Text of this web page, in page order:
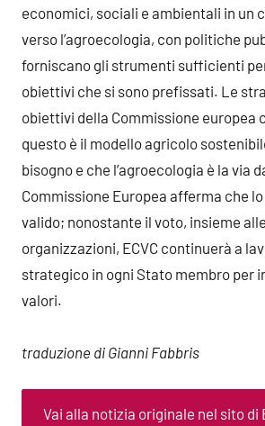
economici, sociali e ambientali in un
verso l’agroecologia, con politiche
forniscano gli strumenti sufficienti
obiettivi che si sono prefissati. Le
obiettivi della Commissione europea
questo è il modello agricolo
bisogno e che l’agroecologia è la via
Commissione Europea afferma che
valido; nonostante il voto, insieme
organizzazioni, ECVC continuerà a
strategico in ogni Stato membro per
valori.
traduzione di Gianni Fabbris
Vai alla notizia originale nel sito di